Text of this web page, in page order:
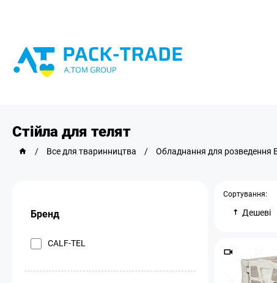
Стійла для телят
/ Все для тваринництва / Обладнання для розведення
Бренд
CALF-TEL
Сортування:
Дешеві